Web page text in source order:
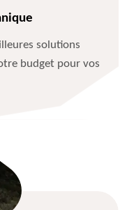
solutions
budget pour vos